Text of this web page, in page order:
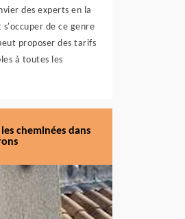
des experts en la
de ce genre
proposer des tarifs
à toutes les
cheminées dans